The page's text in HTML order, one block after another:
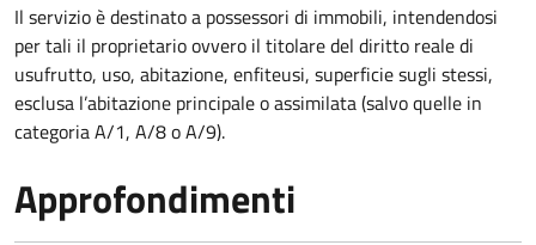
Il servizio è destinato a possessori di immobili, intendendosi
per tali il proprietario ovvero il titolare del diritto reale di
usufrutto, uso, abitazione, enfiteusi, superficie sugli stessi,
esclusa l’abitazione principale o assimilata (salvo quelle in
categoria A/1, A/8 o A/9).
Approfondimenti